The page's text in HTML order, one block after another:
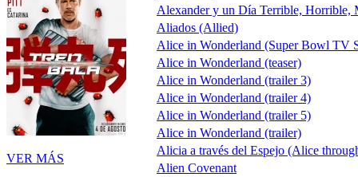
VER MÁS
Alexander y un Día Terrible, Horrible,
Aliados (Allied)
Alice in Wonderland (Super Bowl TV
Alice in Wonderland (teaser)
Alice in Wonderland (trailer 3)
Alice in Wonderland (trailer 4)
Alice in Wonderland (trailer 5)
Alice in Wonderland (trailer)
Alicia a través del Espejo (Alice
Alien Covenant